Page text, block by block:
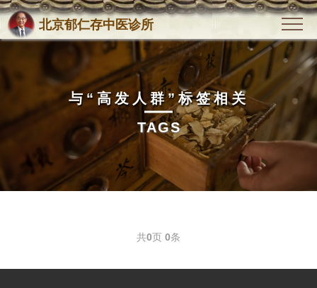
北京郁仁存中医诊所
与“高发人群”标签相关
TAGS
共0页 0条